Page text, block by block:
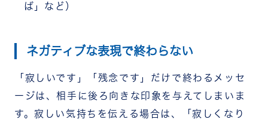
ば」など）
ネガティブな表現で終わらない
「寂しいです」「残念です」だけで終わるメッセ
ージは、相手に後ろ向きな印象を与えてしまいま
す。寂しい気持ちを伝える場合は、「寂しくなり